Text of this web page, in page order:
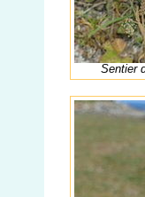
Sentier